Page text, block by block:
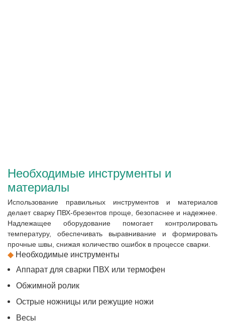
Необходимые инструменты и
материалы
Использование правильных инструментов и материалов
делает сварку ПВХ-брезентов проще, безопаснее и надежнее.
Надлежащее оборудование помогает контролировать
температуру, обеспечивать выравнивание и формировать
прочные швы, снижая количество ошибок в процессе сварки.
◆ Необходимые инструменты
Аппарат для сварки ПВХ или термофен
Обжимной ролик
Острые ножницы или режущие ножи
Весы